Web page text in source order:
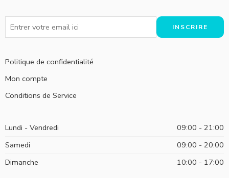
Politique de confidentialité
Mon compte
Conditions de Service
Lundi - Vendredi
09:00 - 21:00
Samedi
09:00 - 20:00
Dimanche
10:00 - 17:00